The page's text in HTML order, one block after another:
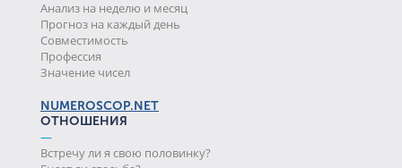
Анализ на неделю и месяц
Прогноз на каждый день
Совместимость
Профессия
Значение чисел
NUMEROSCOP.NET
ОТНОШЕНИЯ
—
Встречу ли я свою половинку?